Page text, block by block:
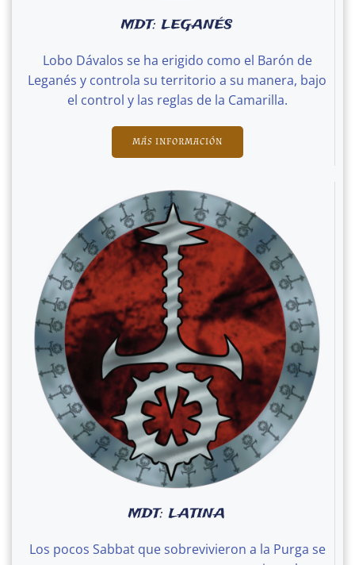
MDT: LEGANÉS
Lobo Dávalos se ha erigido como el Barón de
Leganés y controla su territorio a su manera, bajo
el control y las reglas de la Camarilla.
MÁS INFORMACIÓN
MDT: LATINA
Los pocos Sabbat que sobrevivieron a la Purga se